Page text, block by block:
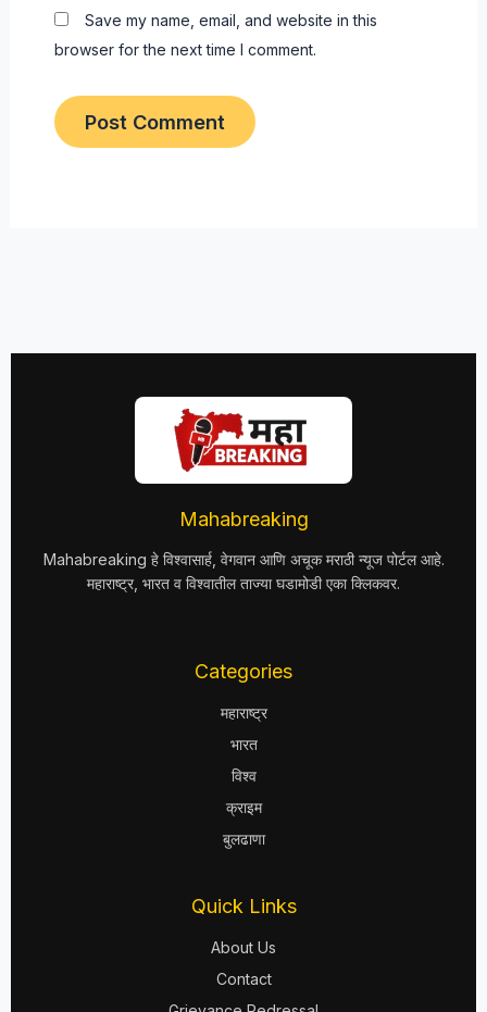
Save my name, email, and website in this
browser for the next time I comment.
Mahabreaking
Mahabreaking हे विश्वासार्ह, वेगवान आणि अचूक मराठी न्यूज पोर्टल आहे.
महाराष्ट्र, भारत व विश्वातील ताज्या घडामोडी एका क्लिकवर.
Categories
महाराष्ट्र
भारत
विश्व
क्राइम
बुलढाणा
Quick Links
About Us
Contact